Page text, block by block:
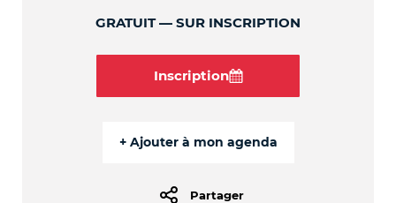
GRATUIT SUR INSCRIPTION
Inscription
Partager